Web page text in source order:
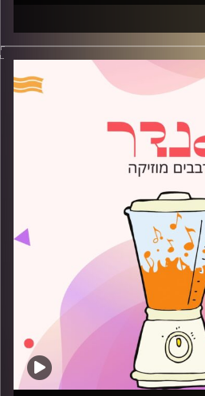
את הבוקר בהגשת שיר חיימוב